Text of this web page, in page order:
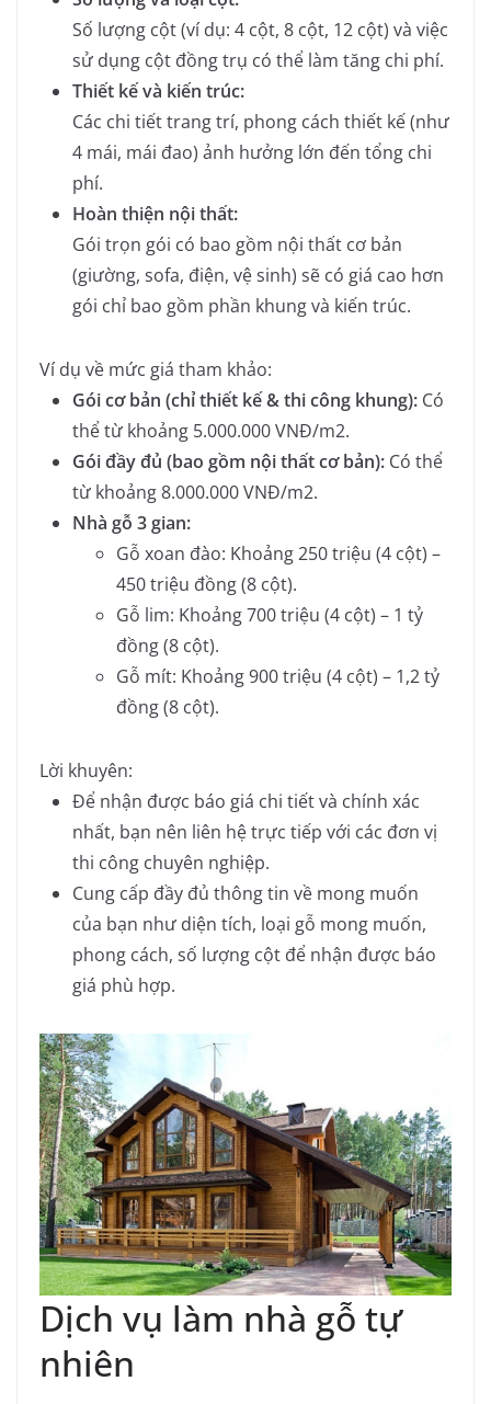
Số lượng cột (ví dụ: 4 cột, 8 cột, 12 cột) và việc
sử dụng cột đồng trụ có thể làm tăng chi phí.
Thiết kế và kiến trúc:
Các chi tiết trang trí, phong cách thiết kế (như
4 mái, mái đao) ảnh hưởng lớn đến tổng chi
phí.
Hoàn thiện nội thất:
Gói trọn gói có bao gồm nội thất cơ bản
(giường, sofa, điện, vệ sinh) sẽ có giá cao hơn
gói chỉ bao gồm phần khung và kiến trúc.
Ví dụ về mức giá tham khảo:
Gói cơ bản (chỉ thiết kế & thi công khung): Có
thể từ khoảng 5.000.000 VNĐ/m2.
Gói đầy đủ (bao gồm nội thất cơ bản): Có thể
từ khoảng 8.000.000 VNĐ/m2.
Nhà gỗ 3 gian:
Gỗ xoan đào: Khoảng 250 triệu (4 cột) –
450 triệu đồng (8 cột).
Gỗ lim: Khoảng 700 triệu (4 cột) – 1 tỷ
đồng (8 cột).
Gỗ mít: Khoảng 900 triệu (4 cột) – 1,2 tỷ
đồng (8 cột).
Lời khuyên:
Để nhận được báo giá chi tiết và chính xác
nhất, bạn nên liên hệ trực tiếp với các đơn vị
thi công chuyên nghiệp.
Cung cấp đầy đủ thông tin về mong muốn
của bạn như diện tích, loại gỗ mong muốn,
phong cách, số lượng cột để nhận được báo
giá phù hợp.
Dịch vụ làm nhà gỗ tự
nhiên